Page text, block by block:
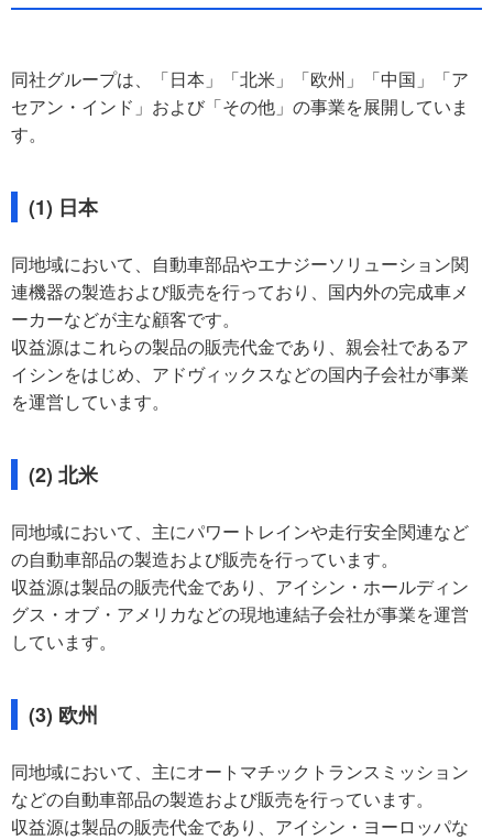
同社グループは、「日本」「北米」「欧州」「中国」「ア
セアン・インド」および「その他」の事業を展開していま
す。
(1) 日本
同地域において、自動車部品やエナジーソリューション関
連機器の製造および販売を行っており、国内外の完成車メ
ーカーなどが主な顧客です。
収益源はこれらの製品の販売代金であり、親会社であるア
イシンをはじめ、アドヴィックスなどの国内子会社が事業
を運営しています。
(2) 北米
同地域において、主にパワートレインや走行安全関連など
の自動車部品の製造および販売を行っています。
収益源は製品の販売代金であり、アイシン・ホールディン
グス・オブ・アメリカなどの現地連結子会社が事業を運営
しています。
(3) 欧州
同地域において、主にオートマチックトランスミッション
などの自動車部品の製造および販売を行っています。
収益源は製品の販売代金であり、アイシン・ヨーロッパな